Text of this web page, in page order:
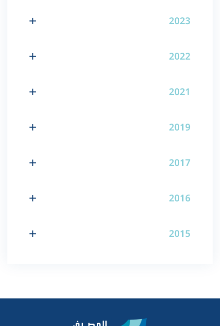
2023
2022
2021
2019
2017
2016
2015